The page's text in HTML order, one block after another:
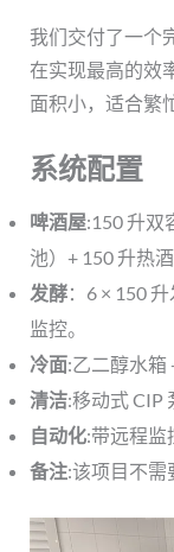
我们交付了一个
在实现最高的效
面积小，适合繁
系统配置
啤酒屋:150 升双
池）+ 150 升热
发酵：6 × 150
监控。
冷面:乙二醇水箱
清洁:移动式 CIP
自动化:带远程监
备注:该项目不需